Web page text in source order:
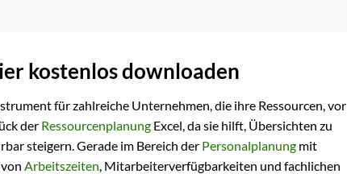
kostenlos downloaden
für zahlreiche Unternehmen, die ihre Ressourcen, vor
der Ressourcenplanung Excel, da sie hilft, Übersichten zu
steigern. Gerade im Bereich der Personalplanung mit
Arbeitszeiten , Mitarbeiterverfügbarkeiten und fachlichen